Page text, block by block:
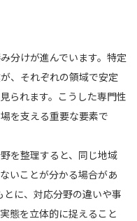
分けが進んでいます。特定
、それぞれの領域で安定
られます。こうした専門性
を支える重要な要素で
を整理すると、同じ地域
いことが分かる場合があ
に、対応分野の違いや事
態を立体的に捉えること